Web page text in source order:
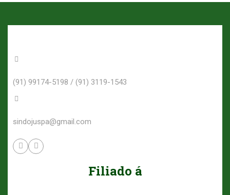
(91) 99174-5198 / (91) 3119-1543
sindojuspa@gmail.com
Filiado á